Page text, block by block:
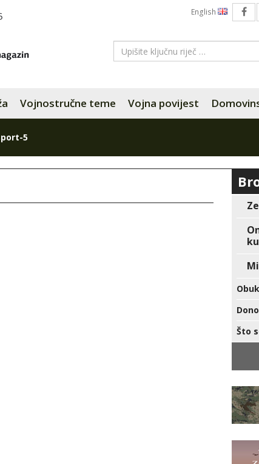
English
Vojnostručne teme Vojna povijest
5
Što